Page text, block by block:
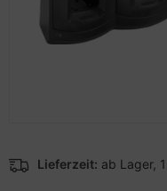
Lieferzeit: ab Lager,
& Festplatten
CD-/DVD-Rohlinge